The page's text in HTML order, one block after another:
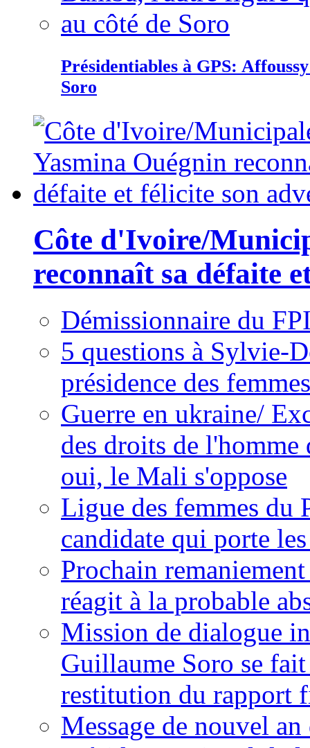
Présidentiables à GPS:
Soro
Côte d'Ivoire/
reconnaît sa défaite
Démissionnaire du
5 questions à Sylvie-
présidence des
Guerre en ukraine/
des droits de
oui, le Mali s'oppose
Ligue des femmes du
candidate qui porte
Prochain
réagit à la probable
Mission de dialogue
Guillaume Soro se
restitution du rapport
Message de nouvel